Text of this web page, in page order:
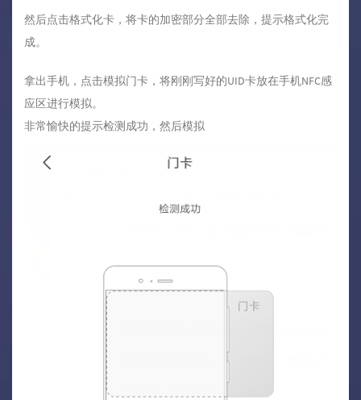
然后点击格式化卡，将卡的加密部分全部去除，提示格式化完
成。
拿出手机，点击模拟门卡，将刚刚写好的UID卡放在手机NFC感
应区进行模拟。
非常愉快的提示检测成功，然后模拟